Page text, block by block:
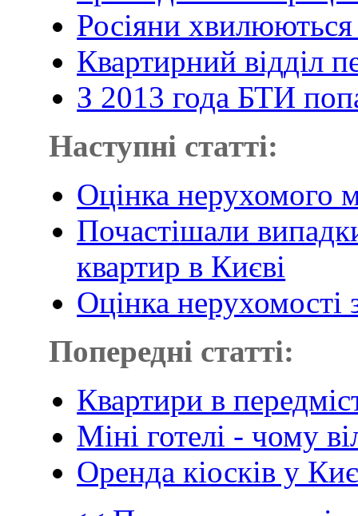
Росіяни хвилюються
Квартирний відділ
З 2013 года БТИ
Наступні статті:
Оцінка нерухомого
Почастішали
квартир в Києві
Оцінка
Попередні статті:
Квартири в
Міні готелі - чому
Оренда кіосків у